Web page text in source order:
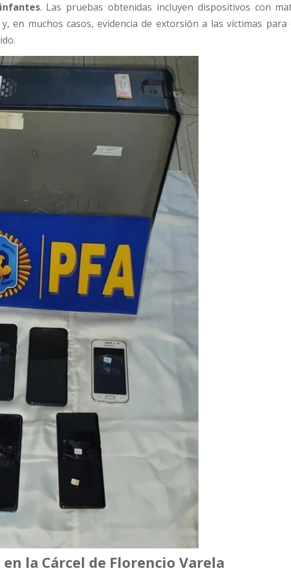
. Las pruebas obtenidas incluyen dispositivos con
en muchos casos, evidencia de extorsión a las víctimas para
la Cárcel de Florencio Varela